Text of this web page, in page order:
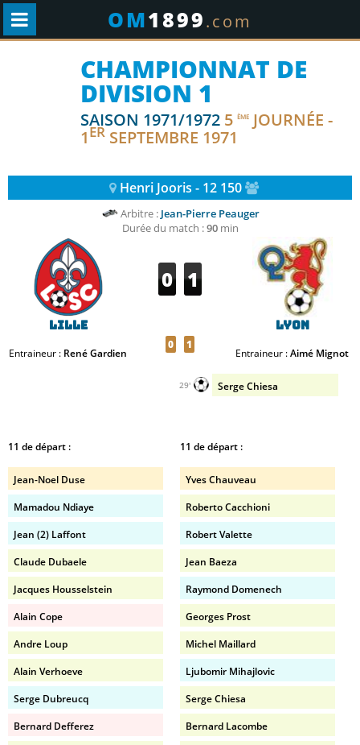
OM1899.com
CHAMPIONNAT DE
DIVISION 1
SAISON 1971/1972 5 ÈME JOURNÉE -
1ER SEPTEMBRE 1971
Henri Jooris - 12 150
Arbitre : Jean-Pierre Peauger
Durée du match :90min
Lille
Entraineur : René Gardien
0 1
0 1
Lyon
Entraineur :Aimé Mignot
Serge Chiesa
29'
11 de départ :
Jean-Noel Duse
Mamadou Ndiaye
Jean (2) Laffont
Claude Dubaele
Jacques Housselstein
Alain Cope
Andre Loup
Alain Verhoeve
Serge Dubreucq
Bernard Defferez
11 de départ :
Yves Chauveau
Roberto Cacchioni
Robert Valette
Jean Baeza
Raymond Domenech
Georges Prost
Michel Maillard
Ljubomir Mihajlovic
Serge Chiesa
Bernard Lacombe